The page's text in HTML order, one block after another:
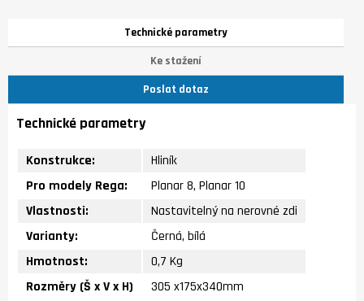
Technické parametry
Ke stažení
Poslat dotaz
Technické parametry
Konstrukce:
Hliník
Pro modely Rega:
Planar 8, Planar 10
Vlastnosti:
Nastavitelný na nerovné zdi
Varianty:
Černá, bílá
Hmotnost:
0,7 Kg
Rozměry (Š x V x H)
305 x175x340mm